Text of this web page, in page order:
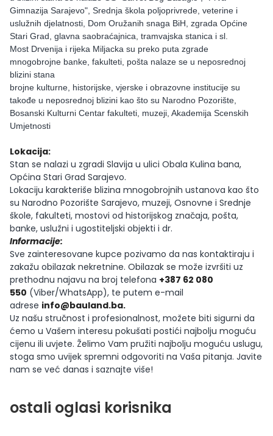
Gimnazija Sarajevo", Srednja škola poljoprivrede, veterine i
uslužnih djelatnosti, Dom Oružanih snaga BiH, zgrada Općine
Stari Grad, glavna saobraćajnica, tramvajska stanica i sl.
Most Drvenija i rijeka Miljacka su preko puta zgrade
mnogobrojne banke, fakulteti, pošta nalaze se u neposrednoj
blizini stana
brojne kulturne, historijske, vjerske i obrazovne institucije su
takođe u neposrednoj blizini kao što su Narodno Pozorište,
Bosanski Kulturni Centar fakulteti, muzeji, Akademija Scenskih
Umjetnosti
Lokacija:
Stan se nalazi u zgradi Slavija u ulici Obala Kulina bana,
Općina Stari Grad Sarajevo.
Lokaciju karakteriše blizina mnogobrojnih ustanova kao što
su Narodno Pozorište Sarajevo, muzeji, Osnovne i Srednje
škole, fakulteti, mostovi od historijskog značaja, pošta,
banke, uslužni i ugostiteljski objekti i dr.
Informacije:
Sve zainteresovane kupce pozivamo da nas kontaktiraju i
zakažu obilazak nekretnine. Obilazak se može izvršiti uz
prethodnu najavu na broj telefona +387 62 080
550 (Viber/WhatsApp), te putem e-mail
adrese info@bauland.ba.
Uz našu stručnost i profesionalnost, možete biti sigurni da
ćemo u Vašem interesu pokušati postići najbolju moguću
cijenu ili uvjete. Želimo Vam pružiti najbolju moguću uslugu,
stoga smo uvijek spremni odgovoriti na Vaša pitanja. Javite
nam se već danas i saznajte više!
ostali oglasi korisnika